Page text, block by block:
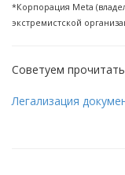
*Корпорация Meta
экстремистской
Советуем
Легализация